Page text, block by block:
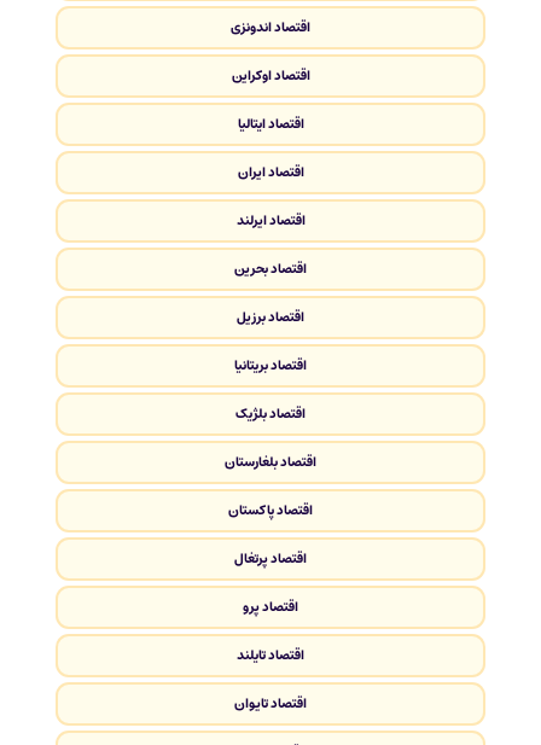
اقتصاد اندونزی
اقتصاد اوکراین
اقتصاد ایتالیا
اقتصاد ایران
اقتصاد ایرلند
اقتصاد بحرین
اقتصاد برزیل
اقتصاد بریتانیا
اقتصاد بلژیک
اقتصاد بلغارستان
اقتصاد پاکستان
اقتصاد پرتغال
اقتصاد پرو
اقتصاد تایلند
اقتصاد تایوان